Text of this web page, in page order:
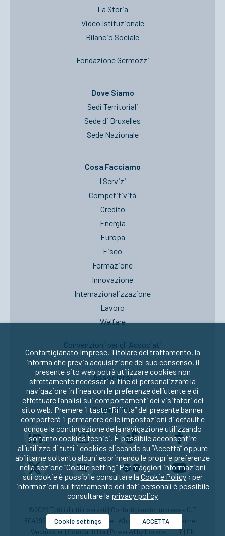
La Storia
Video Istituzionale
Bilancio Sociale
Fondazione Germozzi
Dove Siamo
Sedi Territoriali
Sede di Bruxelles
Sede Nazionale
Cosa Facciamo
I Servizi
Competitività
Credito
Energia
Europa
Fisco
Formazione
Innovazione
Internazionalizzazione
Lavoro
Welfare
Convenzioni per gli Associati
Associarsi
Seguici su:
©2026 Tutti i diritti riservati | Confartigianato Imprese – C.F.
80429270582 |Privacy|Cookie Whistleblowing|Disclaimer
Webmaster|Compatibilità| Powered by Horace IT EN
Confartigianato Imprese, Titolare del trattamento, la
informa che previa acquisizione del suo consenso, il
presente sito web potrà utilizzare cookies non
strettamente necessari al fine di personalizzare la
navigazione in linea con le preferenze dell’utente e di
effettuare l’analisi sui comportamenti dei visitatori del
sito web. Premere il tasto “Rifiuta” del presente banner
comporterà il permanere delle impostazioni di default e
dunque la continuazione della navigazione utilizzando
soltanto cookies tecnici. È possibile acconsentire
all’utilizzo di tutti i cookies cliccando su “Accetta” oppure
abilitarne soltanto alcuni esprimendo le proprie preferenze
nella sezione “Cookie setting” Per maggiori informazioni
sui cookie è possibile consultare la Cookie Policy; per
informazioni sul trattamento dei dati personali è possibile
consultare la privacy policy
Cookie settings ACCETTA